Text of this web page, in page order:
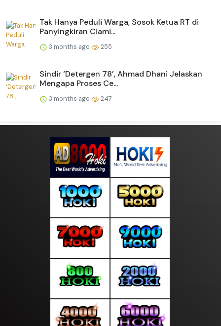
Tak Hanya Peduli Warga, Sosok Ketua RT di
Panyingkiran Ciami...
3 months ago 255
Sindir ‘Detergen 78’, Ahmad Dhani Jelaskan
Mengapa Proses Ce...
3 months ago 247